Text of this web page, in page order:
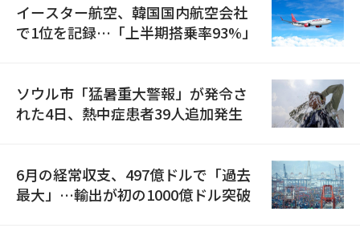
イースター航空、韓国国内航空会社
で1位を記録…「上半期搭乗率93%」
ソウル市「猛暑重大警報」が発令さ
れた4日、熱中症患者39人追加発生
6月の経常収支、497億ドルで「過去
最大」…輸出が初の1000億ドル突破